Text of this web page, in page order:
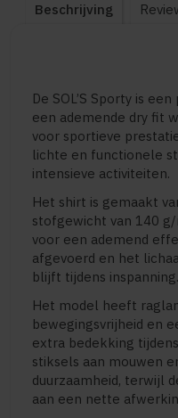
Beschrijving
De SOL’S Sporty is
een ademende dry fit
voor sportieve
lichte en functionele
intensieve activiteiten.
Het shirt is gemaakt
stofgewicht van 140
voor een ademend
afgevoerd en het
blijft tijdens inspanning.
Het model heeft
bewegingsvrijheid en
extra bedekking
stiksels aan mouwen
duurzaamheid, terwijl
aan een nette